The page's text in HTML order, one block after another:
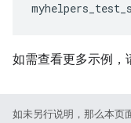
如需查看更多示例，
如未另行说明，那么本页